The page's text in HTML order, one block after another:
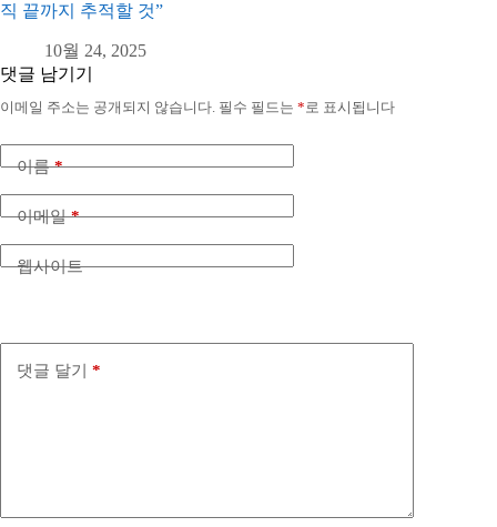
직 끝까지 추적할 것”
10월 24, 2025
댓글 남기기
이메일 주소는 공개되지 않습니다. 필수 필드는 *로 표시됩니다
이름*
이메일*
웹사이트
댓글 달기 *